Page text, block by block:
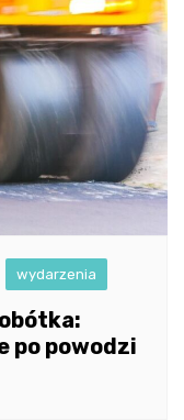
wydarzenia
po powodzi